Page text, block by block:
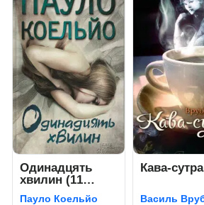
Одинадцять
хвилин (11
хвилин)
Пауло Коельйо
Кава-сутра